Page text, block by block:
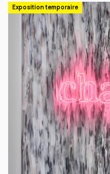
Exposition temporaire